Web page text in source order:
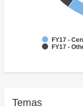
FY17 -
FY17 -
Temas